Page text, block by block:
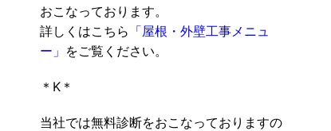
おこなっております。
詳しくはこちら 「屋根・外壁工事メニュ
ー」 をご覧ください。
＊K＊
当社では無料診断をおこなっておりますの